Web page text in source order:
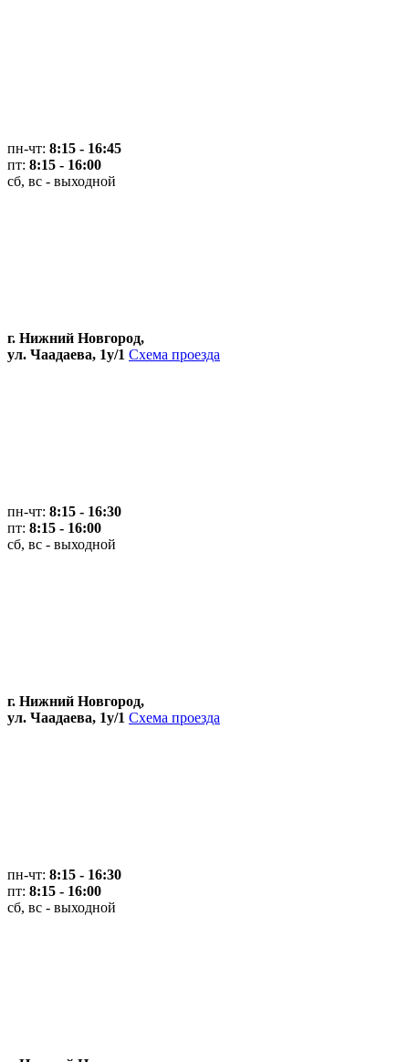
пн-чт: 8:15 - 16:45
пт: 8:15 - 16:00
сб, вс - выходной
г. Нижний Новгород,
ул. Чаадаева, 1у/1 Схема проезда
пн-чт: 8:15 - 16:30
пт: 8:15 - 16:00
сб, вс - выходной
г. Нижний Новгород,
ул. Чаадаева, 1у/1 Схема проезда
пн-чт: 8:15 - 16:30
пт: 8:15 - 16:00
сб, вс - выходной